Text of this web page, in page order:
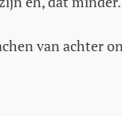
van achter